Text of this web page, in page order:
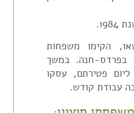
הקימו משפחות
בפרדס-חנה. במשך
פטירתם, עסקו
עבודת קודש.